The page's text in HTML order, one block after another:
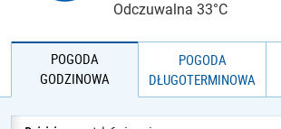
Odczuwalna 33°C
POGODA
GODZINOWA
POGODA
DŁUGOTERMINOWA